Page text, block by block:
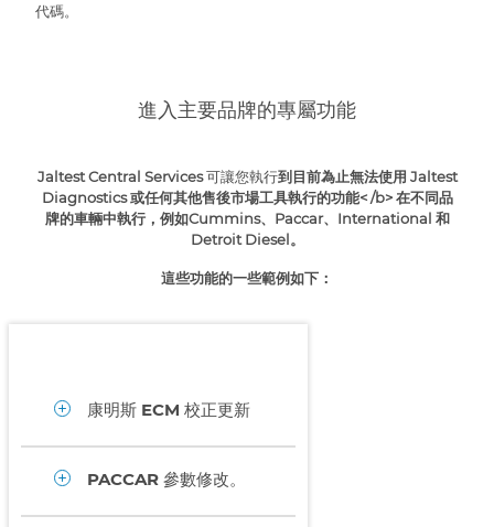
代碼。
進入主要品牌的專屬功能
Jaltest Central Services可讓您執行到目前為止無法使用 Jaltest
Diagnostics 或任何其他售後市場工具執行的功能< /b> 在不同品
牌的車輛中執行，例如Cummins、Paccar、International 和
Detroit Diesel。
這些功能的一些範例如下：
康明斯 ECM 校正更新
PACCAR 參數修改。